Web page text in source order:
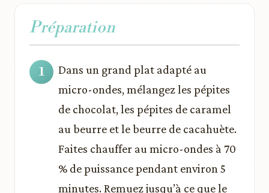
Préparation
Dans un grand plat adapté au
micro-ondes, mélangez les pépites
de chocolat, les pépites de caramel
au beurre et le beurre de cacahuète.
Faites chauffer au micro-ondes à 70
% de puissance pendant environ 5
minutes. Remuez jusqu’à ce que le